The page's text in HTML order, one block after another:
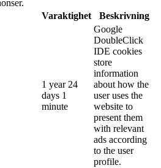
Varaktighet Beskrivning
1 year 24
days 1
minute
Google
DoubleClick
IDE cookies
store
information
about how the
user uses the
website to
present them
with relevant
ads according
to the user
profile.